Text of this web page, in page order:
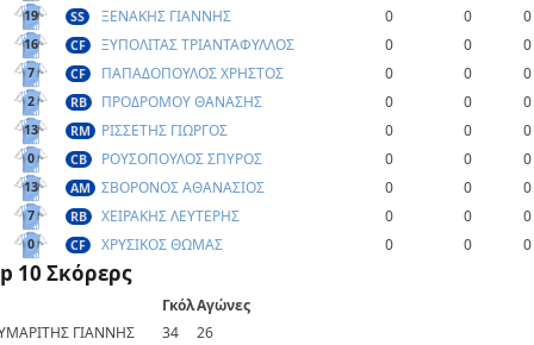
19 SS ΞΕΝΑΚΗΣ ΓΙΑΝΝΗΣ 0 0 0
16 CF ΞΥΠΟΛΙΤΑΣ ΤΡΙΑΝΤΑΦΥΛΛΟΣ 0 0 0
7 CF ΠΑΠΑΔΟΠΟΥΛΟΣ ΧΡΗΣΤΟΣ 0 0 0
2 RB ΠΡΟΔΡΟΜΟΥ ΘΑΝΑΣΗΣ 0 0 0
13 RM ΡΙΣΣΕΤΗΣ ΓΙΩΡΓΟΣ 0 0 0
0 CB ΡΟΥΣΟΠΟΥΛΟΣ ΣΠΥΡΟΣ 0 0 0
13 AM ΣΒΟΡΟΝΟΣ ΑΘΑΝΑΣΙΟΣ 0 0 0
7 RB ΧΕΙΡΑΚΗΣ ΛΕΥΤΕΡΗΣ 0 0 0
0 CF ΧΡΥΣΙΚΟΣ ΘΩΜΑΣ 0 0 0
10 Σκόρερς
ΓκόλΑγώνες
ΓΙΑΝΝΗΣ
34
26